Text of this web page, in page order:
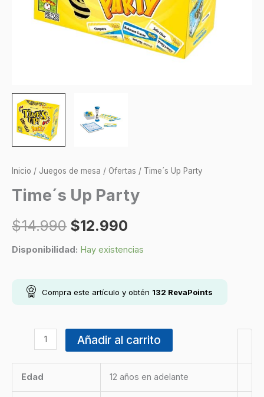
Inicio / Juegos de mesa / Ofertas / Time´s Up Party
Time´s Up Party
$14.990 $12.990
Disponibilidad: Hay existencias
Compra este artículo y obtén 132 RevaPoints
Añadir al carrito
Edad 12 años en adelante